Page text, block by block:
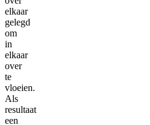
elkaar
gelegd
om
in
elkaar
over
te
vloeien.
Als
resultaat
een